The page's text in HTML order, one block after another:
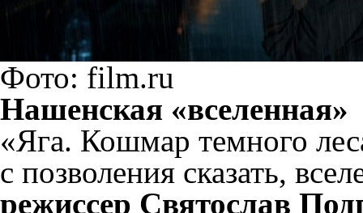
Фото: film.ru
Нашенская «вселенная»
«Яга. Кошмар темного
с позволения сказать,
режиссер Святослав